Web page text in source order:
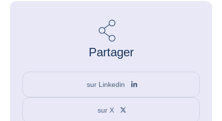
Partager
sur Linkedin
sur X